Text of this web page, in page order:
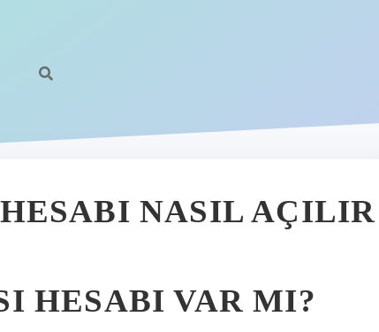
NASIL AÇILIR
HESABI VAR MI?